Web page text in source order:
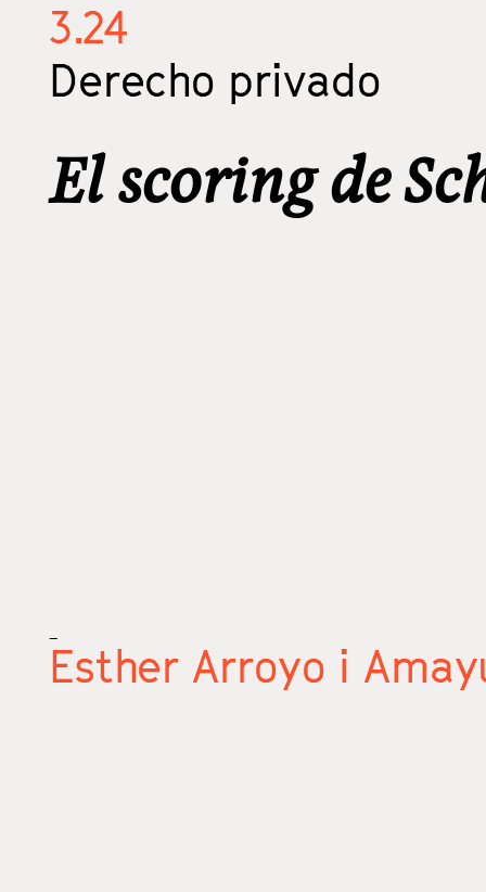
3.24
Derecho privado
El scoring de
_
Esther Arroyo i